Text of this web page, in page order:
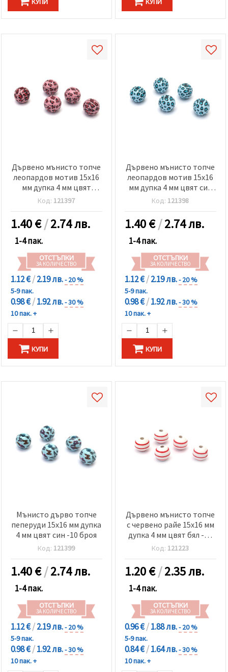
Дървено мънисто топче
леопардов мотив 15x16
мм дупка 4 мм цвят
розов -10 броя
Код: 121397
1.40€/2.74 лв.
1-4 пак.
ОТСТЪПКИ
ЗА КОЛИЧЕСТВО
1.12 €/2.19 лв.- 20 %
5-9 пак.
0.98 €/1.92 лв.- 30 %
10 пак. +
КУПИ
Дървено мънисто топче
леопардов мотив 15x16
мм дупка 4 мм цвят син
-10 броя
Код: 121398
1.40€/2.74 лв.
1-4 пак.
ОТСТЪПКИ
ЗА КОЛИЧЕСТВО
1.12 €/2.19 лв.- 20 %
5-9 пак.
0.98 €/1.92 лв.- 30 %
10 пак. +
КУПИ
Мънисто дърво топче
пеперуди 15x16 мм дупка
4 мм цвят син -10 броя
Код: 121399
1.40€/2.74 лв.
1-4 пак.
ОТСТЪПКИ
ЗА КОЛИЧЕСТВО
1.12 €/2.19 лв.- 20 %
5-9 пак.
0.98 €/1.92 лв.- 30 %
10 пак. +
Дървено мънисто топче
с червено райе 15x16 мм
дупка 4 мм цвят бял -10
броя
Код: 121223
1.20€/2.35 лв.
1-4 пак.
ОТСТЪПКИ
ЗА КОЛИЧЕСТВО
0.96 €/1.88 лв.- 20 %
5-9 пак.
0.84 €/1.64 лв.- 30 %
10 пак. +